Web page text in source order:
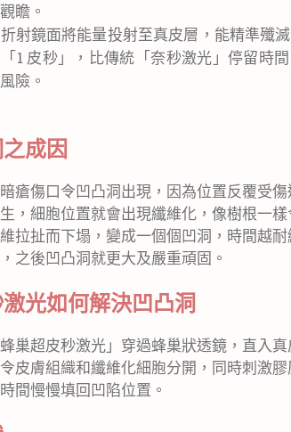
瞻。
折射鏡面將能量投射至真皮層，能精準殲
1 皮秒」 ，比傳統「奈秒激光」停留時
險。
成因
瘡傷口令凹凸洞出現，因為位置反覆受
，細胞位置就會出現纖維化，像樹根一
拉扯而下塌，變成一個個凹洞，時間越
之後凹凸洞就更大及嚴重頑固。
光如何解決凹凸洞
巢超皮秒激光」穿過蜂巢狀透鏡，直入
皮膚組織和纖維化細胞分開，同時刺激
間慢慢填回凹陷位置。